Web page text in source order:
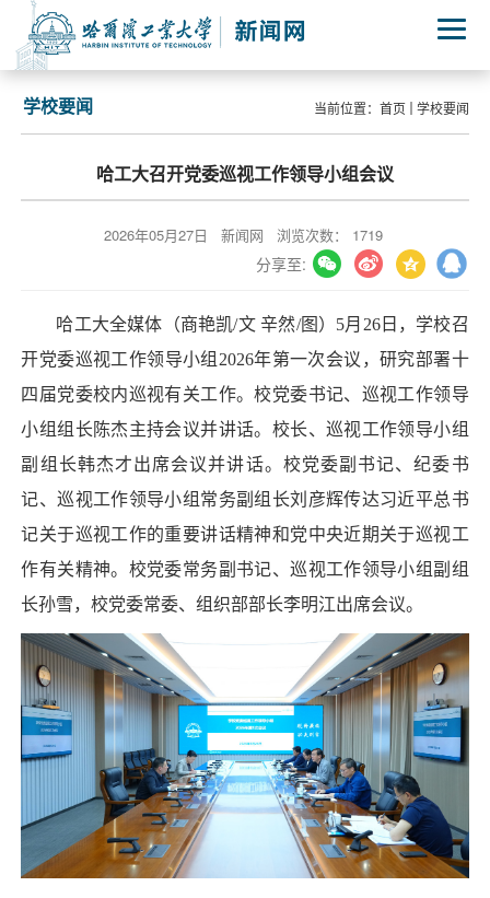
当前位置： 首页 学校要闻
学校要闻
哈工大召开党委巡视工作领导小组会议
2026年05月27日 新闻网 浏览次数： 1719
分享至:
哈工大全媒体（商艳凯/文 辛然/图）5月26日，学校召
开党委巡视工作领导小组2026年第一次会议，研究部署十
四届党委校内巡视有关工作。校党委书记、巡视工作领导
小组组长陈杰主持会议并讲话。校长、巡视工作领导小组
副组长韩杰才出席会议并讲话。校党委副书记、纪委书
记、巡视工作领导小组常务副组长刘彦辉传达习近平总书
记关于巡视工作的重要讲话精神和党中央近期关于巡视工
作有关精神。校党委常务副书记、巡视工作领导小组副组
长孙雪，校党委常委、组织部部长李明江出席会议。